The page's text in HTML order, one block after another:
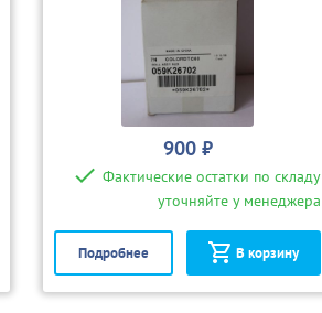
900 ₽
Фактические остатки по складу
уточняйте у менеджера
Подробнее В корзину